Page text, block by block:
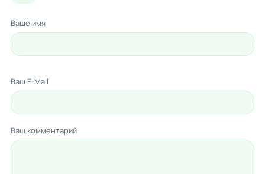
Ваше имя
Ваш E-Mail
Ваш комментарий